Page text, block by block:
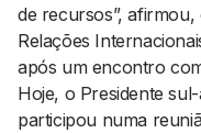
de recursos”,
Relações
após um encontro
Hoje, o Presidente
participou numa